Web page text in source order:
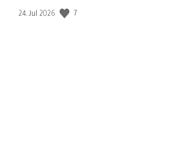
Veröffentlichungsdatum:
24. Jul 2026 7